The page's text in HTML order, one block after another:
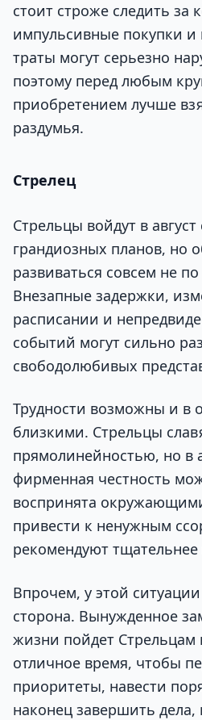
стоит строже следить за
импульсивные покупки
траты могут серьезно
поэтому перед любым
приобретением лучше
раздумья.
Стрелец
Стрельцы войдут в
грандиозных планов, но
развиваться совсем не
Внезапные задержки,
расписании и
событий могут сильно
свободолюбивых
Трудности возможны и в
близкими. Стрельцы
прямолинейностью, но в
фирменная честность
воспринята
привести к ненужным
рекомендуют тщательнее
Впрочем, у этой ситуации
сторона. Вынужденное
жизни пойдет Стрельцам
отличное время, чтобы
приоритеты, навести
наконец завершить дела,